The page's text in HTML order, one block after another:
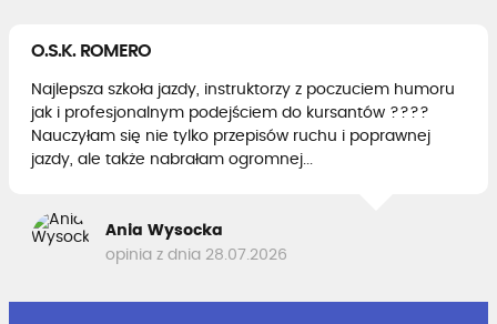
O.S.K. ROMERO
Najlepsza szkoła jazdy, instruktorzy z poczuciem humoru
jak i profesjonalnym podejściem do kursantów ????
Nauczyłam się nie tylko przepisów ruchu i poprawnej
jazdy, ale także nabrałam ogromnej...
Ania Wysocka
opinia z dnia 28.07.2026